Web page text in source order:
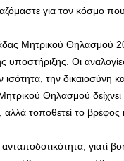
για τον κόσμο
Μητρικού Θηλασμού
υποστήριξης. Οι
ισότητα, την δικαιοσύνη
Θηλασμού δείχνει
τοποθετεί το βρέφος
γιατί